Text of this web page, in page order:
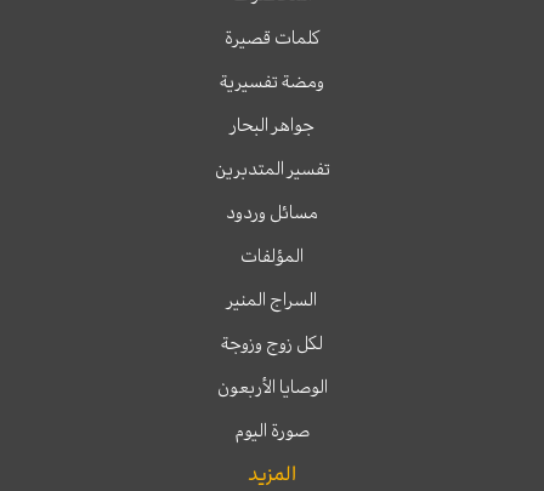
كلمات قصيرة
ومضة تفسيرية
جواهر البحار
تفسير المتدبرين
مسائل وردود
المؤلفات
السراج المنير
لكل زوج وزوجة
الوصايا الأربعون
صورة اليوم
المزيد